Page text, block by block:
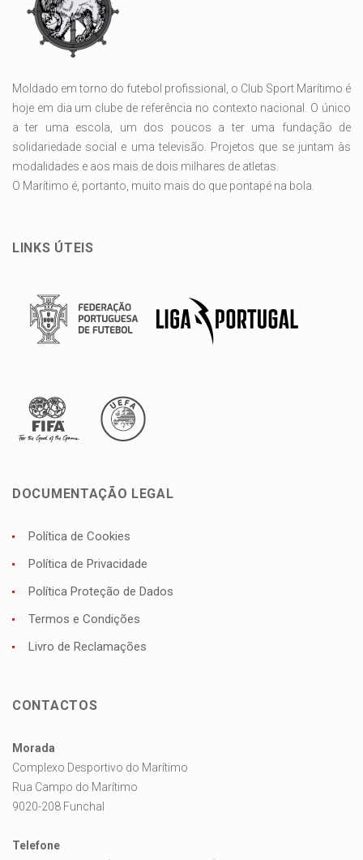
Moldado em torno do futebol profissional, o Club Sport Marítimo é
hoje em dia um clube de referência no contexto nacional. O único
a ter uma escola, um dos poucos a ter uma fundação de
solidariedade social e uma televisão. Projetos que se juntam às
modalidades e aos mais de dois milhares de atletas.
O Marítimo é, portanto, muito mais do que pontapé na bola.
LINKS ÚTEIS
DOCUMENTAÇÃO LEGAL
Política de Cookies
Política de Privacidade
Política Proteção de Dados
Termos e Condições
Livro de Reclamações
CONTACTOS
Morada
Complexo Desportivo do Marítimo
Rua Campo do Marítimo
9020-208 Funchal
Telefone